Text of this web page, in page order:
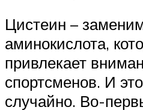
Цистеин –
аминокислота,
привлекает
спортсменов. И
случайно. Во-